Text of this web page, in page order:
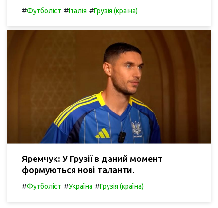
#Футболіст #Італія #Грузія (країна)
Яремчук: У Грузії в даний момент
формуються нові таланти.
#Футболіст #Україна #Грузія (країна)